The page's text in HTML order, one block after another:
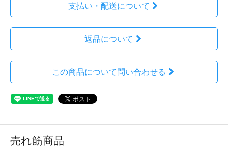
支払い・配送について
返品について
この商品について問い合わせる
売れ筋商品